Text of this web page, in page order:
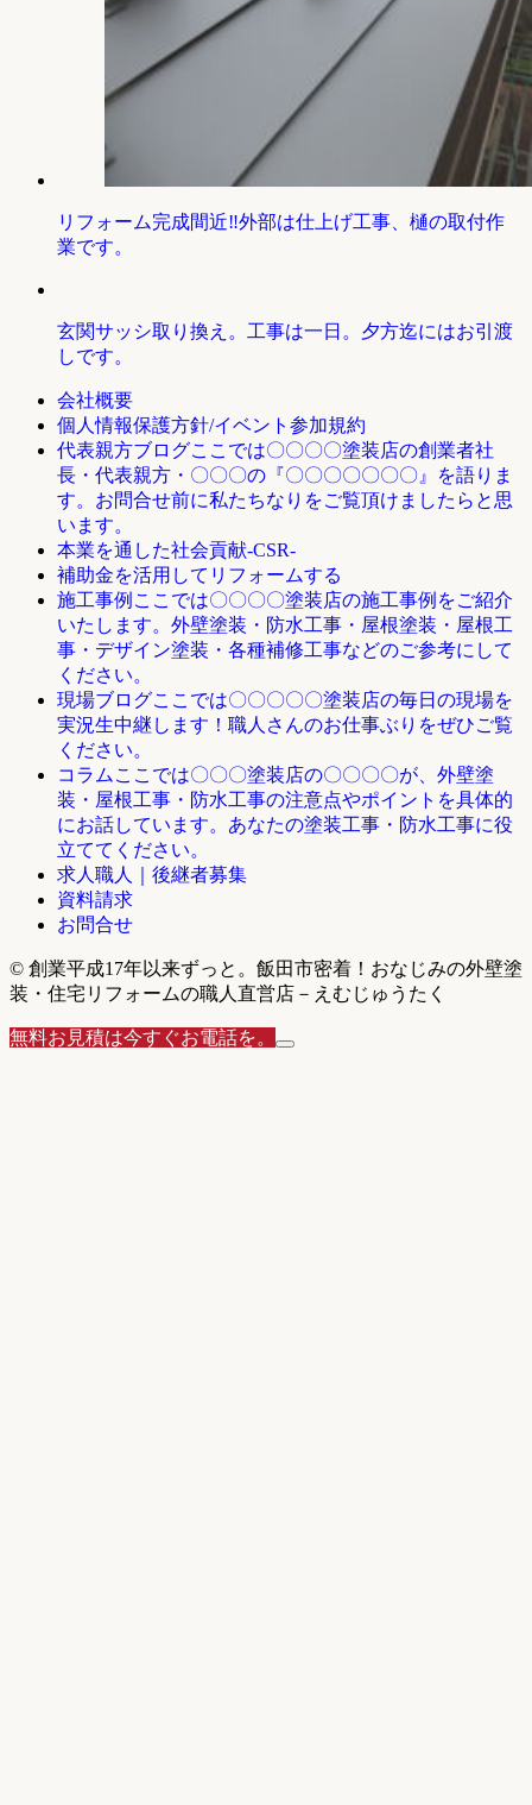
リフォーム完成間近‼外部は仕上げ工事、樋の取付作
業です。
玄関サッシ取り換え。工事は一日。夕方迄にはお引渡
しです。
会社概要
個人情報保護方針/イベント参加規約
代表親方ブログここでは〇〇〇〇塗装店の創業者社
長・代表親方・〇〇〇の『〇〇〇〇〇〇〇』を語りま
す。お問合せ前に私たちなりをご覧頂けましたらと思
います。
本業を通した社会貢献-CSR-
補助金を活用してリフォームする
施工事例 ここでは〇〇〇〇塗装店の施工事例をご紹介
いたします。外壁塗装・防水工事・屋根塗装・屋根工
事・デザイン塗装・各種補修工事などのご参考にして
ください。
現場ブログここでは〇〇〇〇〇塗装店の毎日の現場を
実況生中継します！職人さんのお仕事ぶりをぜひご覧
ください。
コラム ここでは〇〇〇塗装店の〇〇〇〇が、外壁塗
装・屋根工事・防水工事の注意点やポイントを具体的
にお話しています。あなたの塗装工事・防水工事に役
立ててください。
求人職人｜後継者募集
資料請求
お問合せ
© 創業平成17年以来ずっと。飯田市密着！おなじみの外壁塗
装・住宅リフォームの職人直営店－えむじゅうたく
無料お見積は今すぐお電話を。